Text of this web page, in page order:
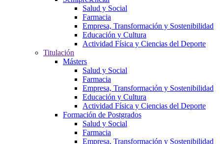
Salud y Social
Farmacia
Empresa, Transformación y Sostenibilidad
Educación y Cultura
Actividad Física y Ciencias del Deporte
Titulación
Másters
Salud y Social
Farmacia
Empresa, Transformación y Sostenibilidad
Educación y Cultura
Actividad Física y Ciencias del Deporte
Formación de Postgrados
Salud y Social
Farmacia
Empresa, Transformación y Sostenibilidad